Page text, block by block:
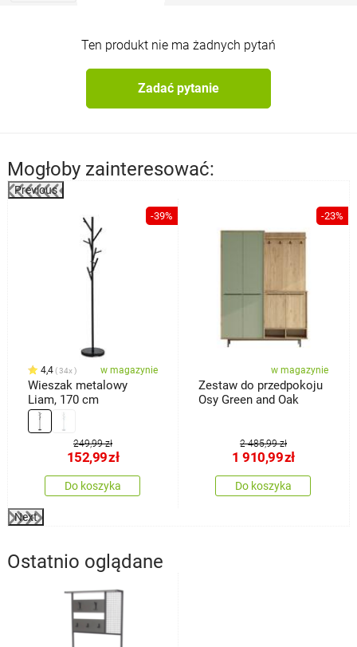
Ten produkt nie ma żadnych pytań
Zadać pytanie
Mogłoby zainteresować:
Previous
-39%
4,4 34x w magazynie
Wieszak metalowy
Liam, 170 cm
249,99 zł
152,99zł
Do koszyka
-23%
w magazynie
Zestaw do przedpokoju
Osy Green and Oak
2 485,99 zł
1 910,99zł
Do koszyka
Next
Ostatnio oglądane